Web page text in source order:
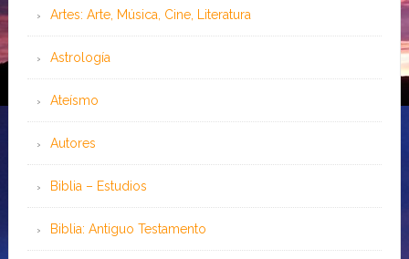
Artes: Arte, Música, Cine, Literatura
Astrología
Ateísmo
Autores
Biblia – Estudios
Biblia: Antiguo Testamento